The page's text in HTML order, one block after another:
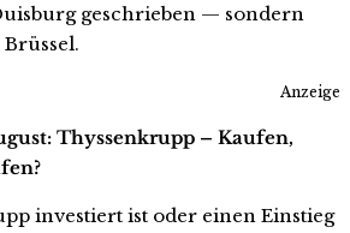
geschrieben — sondern
Anzeige
Thyssenkrupp – Kaufen,
investiert ist oder einen Einstieg